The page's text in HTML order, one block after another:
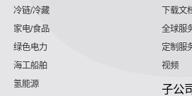
冷链/冷藏
家电/食品
绿色电力
海工船舶
氢能源
下载文
全球服
定制服
视频
子公